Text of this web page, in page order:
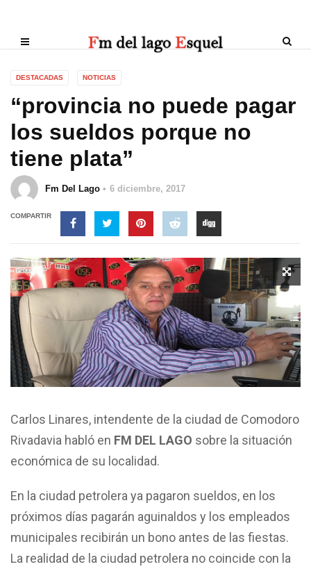
DESTACADAS NOTICIAS
“provincia no puede pagar
los sueldos porque no
tiene plata”
Fm Del Lago 6 diciembre, 2017
COMPARTIR
Carlos Linares, intendente de la ciudad de Comodoro
Rivadavia habló en FM DEL LAGO sobre la situación
económica de su localidad.
En la ciudad petrolera ya pagaron sueldos, en los
próximos días pagarán aguinaldos y los empleados
municipales recibirán un bono antes de las fiestas.
La realidad de la ciudad petrolera no coincide con la